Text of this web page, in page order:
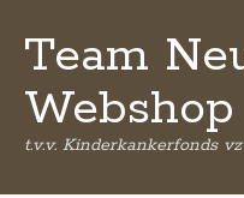
Team
Webshop
t.v.v. Kinderkankerfonds